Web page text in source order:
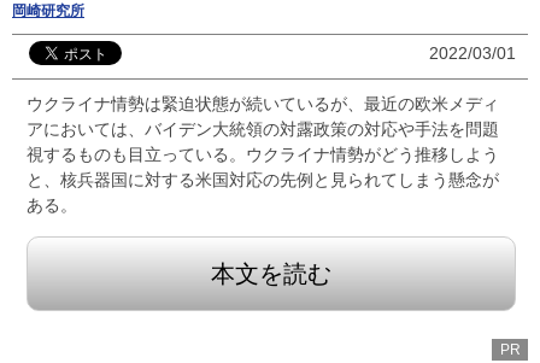
岡崎研究所
2022/03/01
ウクライナ情勢は緊迫状態が続いているが、最近の欧米メディ
アにおいては、バイデン大統領の対露政策の対応や手法を問題
視するものも目立っている。ウクライナ情勢がどう推移しよう
と、核兵器国に対する米国対応の先例と見られてしまう懸念が
ある。
本文を読む
PR